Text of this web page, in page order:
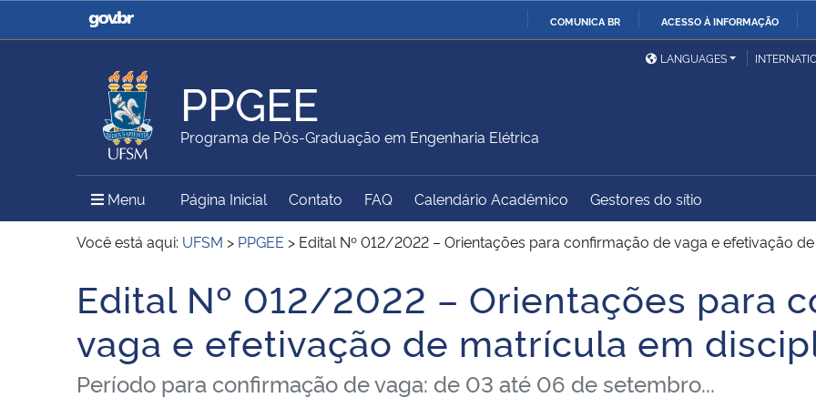
COMUNICA BR ACESSO À INFORMAÇÃO
Casa Civil
Ministério da Justiça e
Ministério da Defesa
Ministério das Relações
Exteriores
Ministério da Agricultura,
Pecuária e Abastecimento
Ministério da Educação
Ministério do Meio Ambiente Ministério do Turismo
Ministério do
Desenvolvimento Regional
Controladoria-Geral da
União
Secretaria de Governo
Gabinete de Segurança
Institucional
Advocacia-Geral da União Banco Central do Brasil
LANGUAGES
PPGEE
Programa de Pós-Graduação em Engenharia Elétrica
Menu Menu Principal do Sítio
Página Inicial Contato FAQ Calendário Acadêmico Gestores do sítio
Você está aqui: UFSM > PPGEE > Edital Nº 012/2022 – Orientações para confirmação de vaga e efetivação
Início do conteúdo
Edital Nº 012/2022 – Orientações para
vaga e efetivação de matrícula em
Período para confirmação de vaga: de 03 até 06 de setembro...